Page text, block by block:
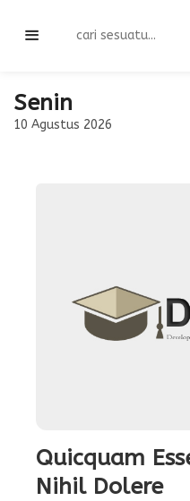
Senin
10 Agustus 2026
Quicquam
Nihil Dolere